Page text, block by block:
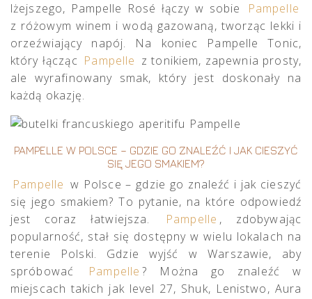
lżejszego, Pampelle Rosé łączy w sobie
Pampelle
z różowym winem i wodą gazowaną, tworząc lekki i
orzeźwiający napój. Na koniec Pampelle Tonic,
który łącząc Pampelle z tonikiem, zapewnia prosty,
ale wyrafinowany smak, który jest doskonały na
każdą okazję.
PAMPELLE W POLSCE – GDZIE GO ZNALEŹĆ I JAK CIESZYĆ
SIĘ JEGO SMAKIEM?
Pampelle w Polsce – gdzie go znaleźć i jak cieszyć
się jego smakiem? To pytanie, na które odpowiedź
jest coraz łatwiejsza.
Pampelle , zdobywając
popularność, stał się dostępny w wielu lokalach na
terenie Polski. Gdzie wyjść w Warszawie, aby
spróbować
Pampelle ? Można go znaleźć w
miejscach takich jak level 27, Shuk, Lenistwo, Aura